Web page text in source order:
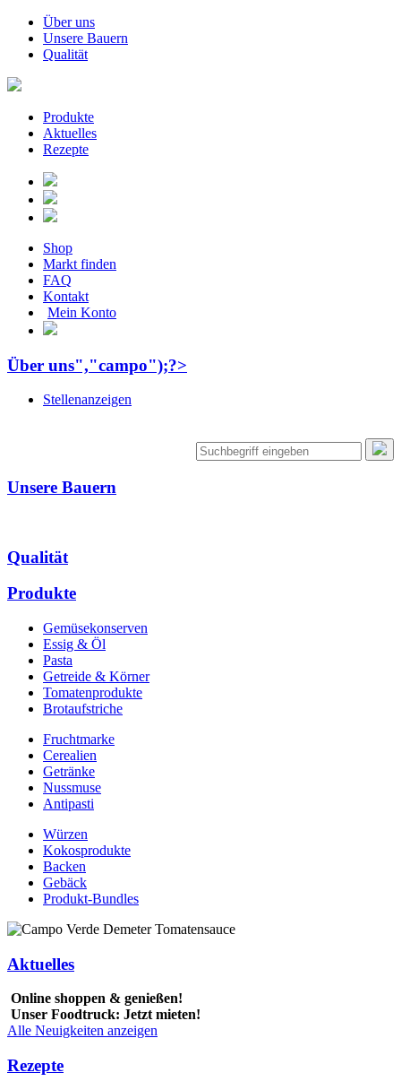
Über uns
Unsere Bauern
Qualität
Produkte
Aktuelles
Rezepte
Shop
Markt finden
FAQ
Kontakt
Mein Konto
Über uns","campo");?>
Stellenanzeigen
Unsere Bauern
Qualität
Produkte
Gemüsekonserven
Essig & Öl
Pasta
Getreide & Körner
Tomatenprodukte
Brotaufstriche
Fruchtmarke
Cerealien
Getränke
Nussmuse
Antipasti
Würzen
Kokosprodukte
Backen
Gebäck
Produkt-Bundles
Aktuelles
Online shoppen & genießen!
Unser Foodtruck: Jetzt mieten!
Alle Neuigkeiten anzeigen
Rezepte